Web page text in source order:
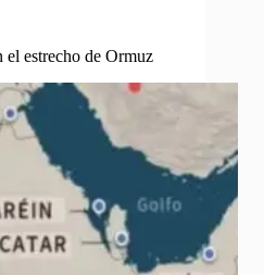
el estrecho de Ormuz